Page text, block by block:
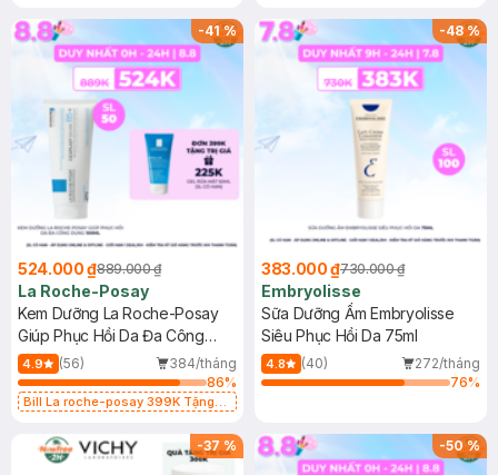
-41%
524.000 ₫889.000 ₫
La Roche-Posay
Kem Dưỡng La Roche-Posay
Giúp Phục Hồi Da Đa Công
Dụng 100ml
4.9 (56)
384/tháng
86%
Bill La roche-posay 399K Tặng
(SL có hạn)
-48%
383.000 ₫730.000 ₫
Embryolisse
Sữa Dưỡng Ẩm Embryolisse
Siêu Phục Hồi Da 75ml
4.8 (40)
272/tháng
76%
-37 % -50%